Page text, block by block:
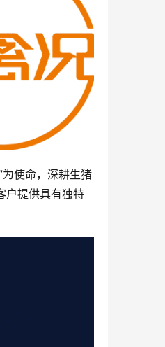
使命，深耕生猪
户提供具有独特